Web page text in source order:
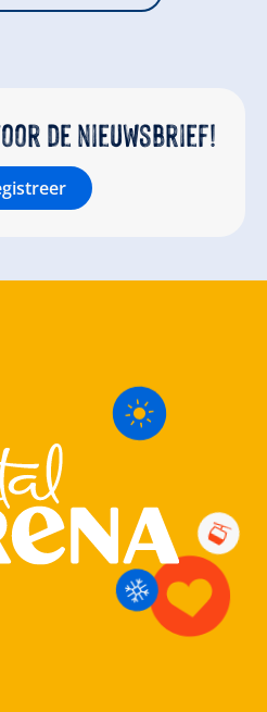
de nieuwsbrief!